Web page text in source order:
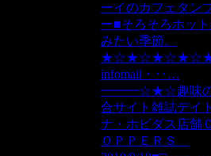
ーイのカフェタン
ー■そろそろホッ
みたい季節。
infomail・‥…
━━━☆★☆趣味
合サイト雑誌デイト
ナ・ホビダス店舗
ＯＰＰＥＲＳ